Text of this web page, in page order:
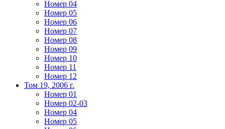
Номер 04
Номер 05
Номер 06
Номер 07
Номер 08
Номер 09
Номер 10
Номер 11
Номер 12
Том 19, 2006 г.
Номер 01
Номер 02-03
Номер 04
Номер 05